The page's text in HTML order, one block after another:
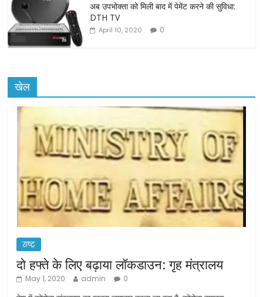
अब उपभोक्ता को मिली बाद में पेमेंट करने की सुविधा:
DTH TV
April 10, 2020 0
खेल
राष्ट्र
दो हफ्ते के लिए बढ़ाया लॉकडाउन: गृह मंत्रालय
May 1, 2020 admin 0